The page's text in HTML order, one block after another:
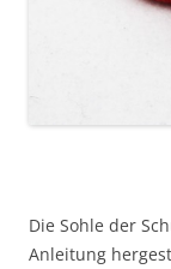
Die Sohle der
Anleitung